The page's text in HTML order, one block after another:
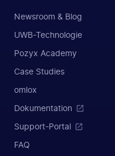
Newsroom & Blog
UWB-Technologie
Pozyx Academy
Case Studies
omlox
Dokumentation
Support-Portal
FAQ